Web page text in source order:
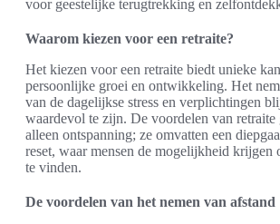
voor geestelijke terugtrekking en
Waarom kiezen voor een retraite?
Het kiezen voor een retraite biedt unieke
persoonlijke groei en ontwikkeling. Het
van de dagelijkse stress en verplichtingen
waardevol te zijn. De voordelen van retraite
alleen ontspanning; ze omvatten een
reset, waar mensen de mogelijkheid krijgen
te vinden.
De voordelen van het nemen van afstand